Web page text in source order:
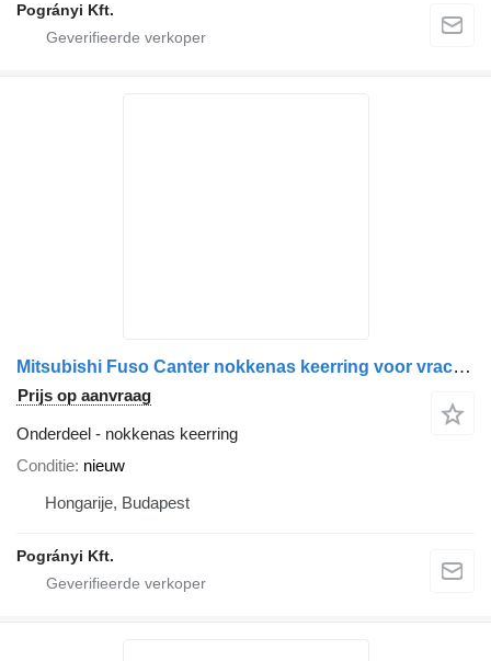
Pogrányi Kft.
Mitsubishi Fuso Canter nokkenas keerring voor vrachtwagen
Prijs op aanvraag
Onderdeel - nokkenas keerring
Conditie nieuw
Hongarije, Budapest
Pogrányi Kft.